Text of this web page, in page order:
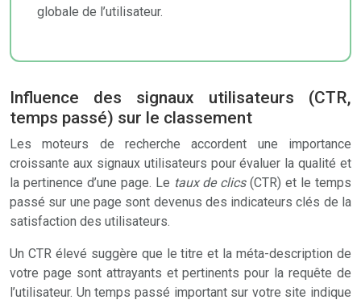
globale de l’utilisateur.
Influence des signaux utilisateurs (CTR,
temps passé) sur le classement
Les moteurs de recherche accordent une importance
croissante aux signaux utilisateurs pour évaluer la qualité et
la pertinence d’une page. Le taux de clics(CTR) et le temps
passé sur une page sont devenus des indicateurs clés de la
satisfaction des utilisateurs.
Un CTR élevé suggère que le titre et la méta-description de
votre page sont attrayants et pertinents pour la requête de
l’utilisateur. Un temps passé important sur votre site indique